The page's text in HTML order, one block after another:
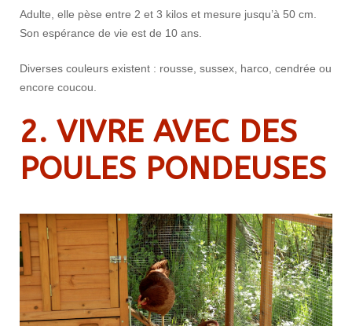
Adulte, elle pèse entre 2 et 3 kilos et mesure jusqu’à 50 cm.
Son espérance de vie est de 10 ans.
Diverses couleurs existent : rousse, sussex, harco, cendrée ou
encore coucou.
2. VIVRE AVEC DES
POULES PONDEUSES